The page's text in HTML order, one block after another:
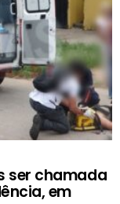
ser chamada
em